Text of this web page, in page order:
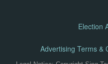
Election
Advertising Terms &